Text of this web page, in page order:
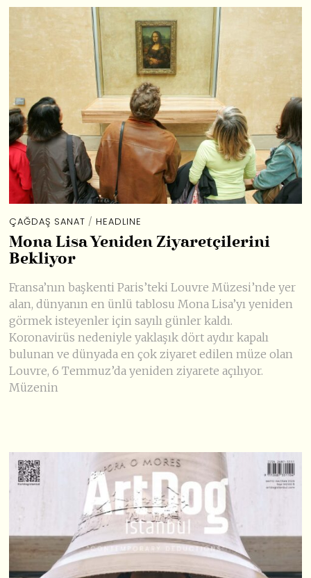
ÇAĞDAŞ SANAT / HEADLINE
Mona Lisa Yeniden Ziyaretçilerini
Bekliyor
Fransa’nın başkenti Paris’teki Louvre Müzesi’nde yer
alan, dünyanın en ünlü tablosu Mona Lisa’yı yeniden
görmek isteyenler için sayılı günler kaldı.
Koronavirüs nedeniyle yaklaşık dört aydır kapalı
bulunan ve dünyada en çok ziyaret edilen müze olan
Louvre, 6 Temmuz’da yeniden ziyarete açılıyor.
Müzenin